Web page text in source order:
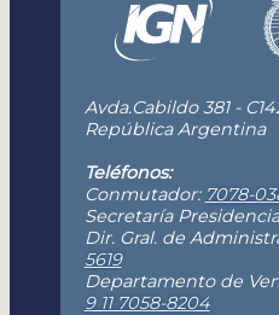
Avda.Cabildo 381 -
República Argentina
Teléfonos:
Conmutador: 7078-
Secretaría
Dir. Gral. de
5619
Departamento de
9 11 7058-8204